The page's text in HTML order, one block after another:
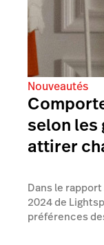
Nouveautés
selon les
attirer
Dans le
2024 de
préférences